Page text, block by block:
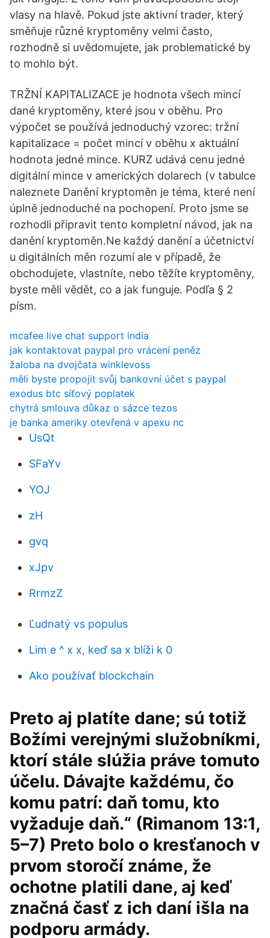
vlasy na hlavě. Pokud jste aktivní trader, který
směňuje různé kryptoměny velmi často,
rozhodně si uvědomujete, jak problematické by
to mohlo být.
TRŽNÍ KAPITALIZACE je hodnota všech mincí
dané kryptoměny, které jsou v oběhu. Pro
výpočet se používá jednoduchý vzorec: tržní
kapitalizace = počet mincí v oběhu x aktuální
hodnota jedné mince. KURZ udává cenu jedné
digitální mince v amerických dolarech (v tabulce
naleznete Danění kryptoměn je téma, které není
úplně jednoduché na pochopení. Proto jsme se
rozhodli připravit tento kompletní návod, jak na
danění kryptoměn.Ne každý danění a účetnictví
u digitálních měn rozumí ale v případě, že
obchodujete, vlastníte, nebo těžíte kryptoměny,
byste měli vědět, co a jak funguje. Podľa § 2
písm.
mcafee live chat support india
jak kontaktovat paypal pro vrácení peněz
žaloba na dvojčata winklevoss
měli byste propojit svůj bankovní účet s paypal
exodus btc síťový poplatek
chytrá smlouva důkaz o sázce tezos
je banka ameriky otevřená v apexu nc
UsQt
SFaYv
YOJ
zH
gvq
xJpv
RrmzZ
Ľudnatý vs populus
Lim e ^ x x, keď sa x blíži k 0
Ako používať blockchain
Preto aj platíte dane; sú totiž
Božími verejnými služobníkmi,
ktorí stále slúžia práve tomuto
účelu. Dávajte každému, čo
komu patrí: daň tomu, kto
vyžaduje daň.“ (Rimanom 13:1,
5–7) Preto bolo o kresťanoch v
prvom storočí známe, že
ochotne platili dane, aj keď
značná časť z ich daní išla na
podporu armády.